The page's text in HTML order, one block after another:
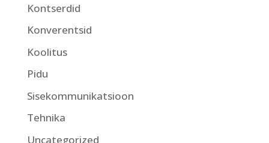
Kontserdid
Konverentsid
Koolitus
Pidu
Sisekommunikatsioon
Tehnika
Uncategorized